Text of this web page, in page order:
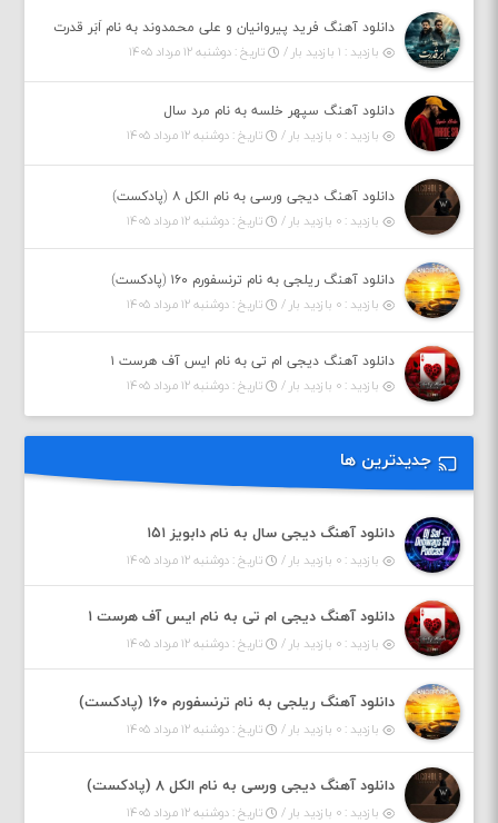
دانلود آهنگ فرید پیروانیان و علی محمدوند به نام اَبَر قدرت
بازدید : ۱ بازدید بار /
تاریخ : دوشنبه ۱۲ مرداد ۱۴۰۵
دانلود آهنگ سپهر خلسه به نام مرد سال
بازدید : ۰ بازدید بار /
تاریخ : دوشنبه ۱۲ مرداد ۱۴۰۵
دانلود آهنگ دیجی ورسی به نام الکل ۸ (پادکست)
بازدید : ۰ بازدید بار /
تاریخ : دوشنبه ۱۲ مرداد ۱۴۰۵
دانلود آهنگ ریلجی به نام ترنسفورم ۱۶۰ (پادکست)
بازدید : ۰ بازدید بار /
تاریخ : دوشنبه ۱۲ مرداد ۱۴۰۵
دانلود آهنگ دیجی ام تی به نام ایس آف هرست ۱
بازدید : ۰ بازدید بار /
تاریخ : دوشنبه ۱۲ مرداد ۱۴۰۵
جدیدترین ها
دانلود آهنگ دیجی سال به نام دابویز ۱۵۱
بازدید : ۰ بازدید بار / تاریخ : دوشنبه ۱۲ مرداد ۱۴۰۵
دانلود آهنگ دیجی ام تی به نام ایس آف هرست ۱
بازدید : ۰ بازدید بار / تاریخ : دوشنبه ۱۲ مرداد ۱۴۰۵
دانلود آهنگ ریلجی به نام ترنسفورم ۱۶۰ (پادکست)
بازدید : ۰ بازدید بار / تاریخ : دوشنبه ۱۲ مرداد ۱۴۰۵
دانلود آهنگ دیجی ورسی به نام الکل ۸ (پادکست)
بازدید : ۰ بازدید بار / تاریخ : دوشنبه ۱۲ مرداد ۱۴۰۵